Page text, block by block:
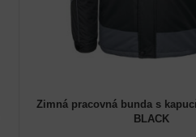
52 (L) pánske
Zimná pracovná bunda s
BLACK